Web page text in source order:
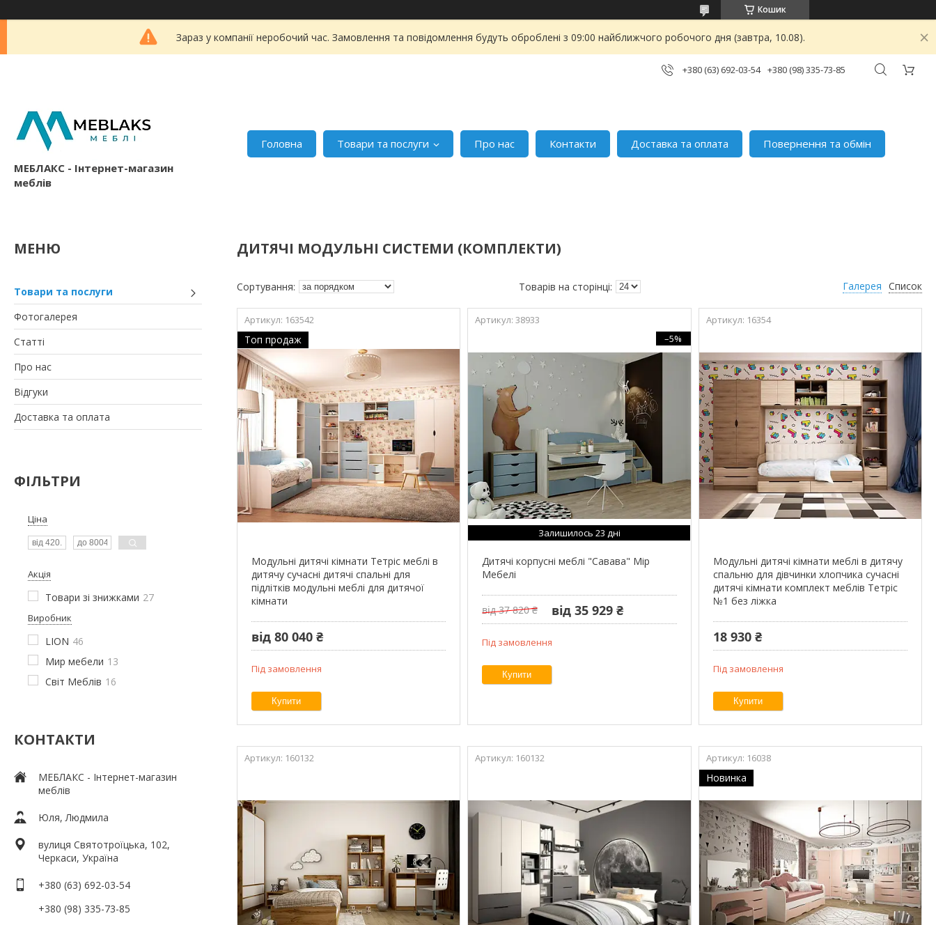
Кошик
Зараз у компанії неробочий час. Замовлення та повідомлення будуть оброблені з 09:00 найближчого робочого дня (завтра, 10.08).
+380 (63) 692-03-54 +380 (98) 335-73-85
МЕБЛАКС - Інтернет-магазин
меблів
Головна Товари та послуги Про нас Контакти Доставка та оплата Повернення та обмін
Товари та послуги
Фотогалерея
Статті
Про нас
Відгуки
Доставка та оплата
ФІЛЬТРИ
Ціна
Акція
Товари зі знижками 27
Виробник
LION 46
Мир мебели 13
Світ Меблів 16
КОНТАКТИ
МЕБЛАКС - Інтернет-магазин
меблів
Юля, Людмила
вулиця Святотроїцька, 102,
Черкаси, Україна
+380 (63) 692-03-54
+380 (98) 335-73-85
ДИТЯЧІ МОДУЛЬНІ СИСТЕМИ (КОМПЛЕКТИ)
Галерея Список
163542
Топ продаж
Модульні дитячі кімнати Тетріс меблі в
дитячу сучасні дитячі спальні для
підлітків модульні меблі для дитячої
кімнати
від 80 040 ₴
Під замовлення
Купити
38933
–5%
Залишилось 23 дні
Дитячі корпусні меблі "Савава" Мір
Мебелі
від 37 820 ₴ від 35 929 ₴
Під замовлення
Купити
16354
Модульні дитячі кімнати меблі в дитячу
спальню для дівчинки хлопчика сучасні
дитячі кімнати комплект меблів Тетріс
№1 без ліжка
18 930 ₴
Під замовлення
Купити
160132 160132 16038
Новинка